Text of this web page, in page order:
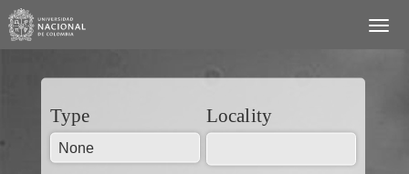
Type Locality